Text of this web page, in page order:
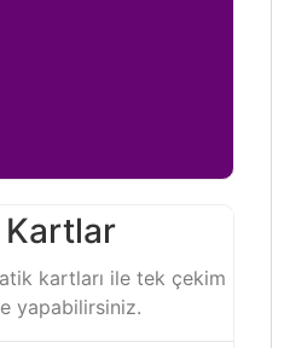
Kartlar
kartları ile tek çekim
yapabilirsiniz.